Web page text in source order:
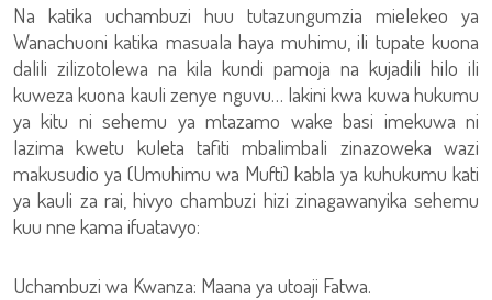
Na katika uchambuzi huu tutazungumzia mielekeo ya
Wanachuoni katika masuala haya muhimu, ili tupate kuona
dalili zilizotolewa na kila kundi pamoja na kujadili hilo ili
kuweza kuona kauli zenye nguvu… lakini kwa kuwa hukumu
ya kitu ni sehemu ya mtazamo wake basi imekuwa ni
lazima kwetu kuleta tafiti mbalimbali zinazoweka wazi
makusudio ya (Umuhimu wa Mufti) kabla ya kuhukumu kati
ya kauli za rai, hivyo chambuzi hizi zinagawanyika sehemu
kuu nne kama ifuatavyo:
Uchambuzi wa Kwanza: Maana ya utoaji Fatwa.